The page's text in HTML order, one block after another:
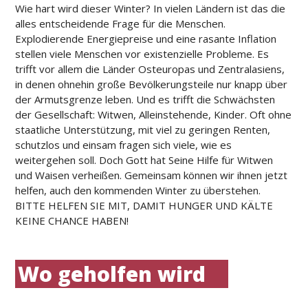
Wie hart wird dieser Winter? In vielen Ländern ist das die
alles entscheidende Frage für die Menschen.
Explodierende Energiepreise und eine rasante Inflation
stellen viele Menschen vor existenzielle Probleme. Es
trifft vor allem die Länder Osteuropas und Zentralasiens,
in denen ohnehin große Bevölkerungsteile nur knapp über
der Armutsgrenze leben. Und es trifft die Schwächsten
der Gesellschaft: Witwen, Alleinstehende, Kinder. Oft ohne
staatliche Unterstützung, mit viel zu geringen Renten,
schutzlos und einsam fragen sich viele, wie es
weitergehen soll. Doch Gott hat Seine Hilfe für Witwen
und Waisen verheißen. Gemeinsam können wir ihnen jetzt
helfen, auch den kommenden Winter zu überstehen.
BITTE HELFEN SIE MIT, DAMIT HUNGER UND KÄLTE
KEINE CHANCE HABEN!
Wo geholfen wird